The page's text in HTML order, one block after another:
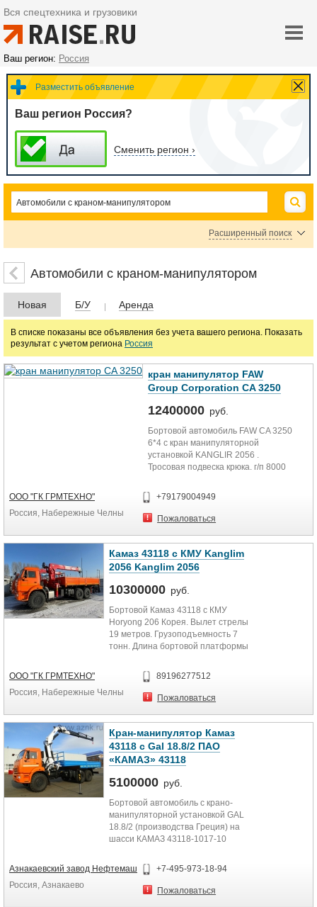
Вся спецтехника и грузовики
Ваш регион: Россия
Разместить объявление
Ваш регион Россия?
Сменить регион ›
Расширенный поиск
Цена
руб.
Марка
Автомобили с краном-манипулятором
Новая Б/У Аренда
В списке показаны все объявления без учета вашего региона. Показать
результат с учетом региона Россия
кран манипулятор FAW
Group Corporation CA 3250
12400000 руб.
Бортовой автомобиль FAW CA 3250
6*4 с кран манипуляторной
установкой KANGLIR 2056 .
Тросовая подвеска крюка. г/п 8000
ООО "ГК ГРМТЕХНО"
Россия, Набережные Челны
+79179004949
Пожаловаться
Камаз 43118 с КМУ Kanglim
2056 Kanglim 2056
10300000 руб.
Бортовой Камаз 43118 с КМУ
Horyong 206 Корея. Вылет стрелы
19 метров. Грузоподъемность 7
тонн. Длина бортовой платформы
ООО "ГК ГРМТЕХНО"
Россия, Набережные Челны
89196277512
Пожаловаться
Кран-манипулятор Камаз
43118 с Gal 18.8/2 ПАО
«КАМАЗ» 43118
5100000 руб.
Бортовой автомобиль с крано-
манипуляторной установкой GAL
18.8/2 (производства Греция) на
шасси КАМАЗ 43118-1017-10
Азнакаевский завод Нефтемаш
Россия, Азнакаево
+7-495-973-18-94
Пожаловаться